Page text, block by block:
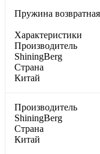
Пружина
Характеристики
Производитель
ShiningBerg
Страна
Китай
Производитель
ShiningBerg
Страна
Китай